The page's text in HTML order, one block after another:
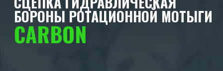
является универсальной для моделей борон
ротационных мотыг Carbon M6000 и Carbon
M6000C